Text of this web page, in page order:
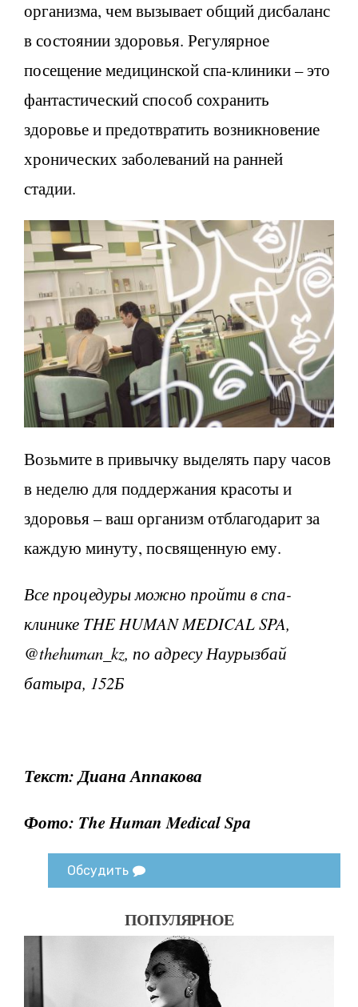
организма, чем вызывает общий дисбаланс
в состоянии здоровья. Регулярное
посещение медицинской спа-клиники – это
фантастический способ сохранить
здоровье и предотвратить возникновение
хронических заболеваний на ранней
стадии.
Возьмите в привычку выделять пару часов
в неделю для поддержания красоты и
здоровья – ваш организм отблагодарит за
каждую минуту, посвященную ему.
Все процедуры можно пройти в спа-
клинике THE HUMAN MEDICAL SPA,
@thehuman_kz, по адресу Наурызбай
батыра, 152Б
Текст: Диана Аппакова
Фото: The Human Medical Spа
Обсудить
ПОПУЛЯРНОЕ